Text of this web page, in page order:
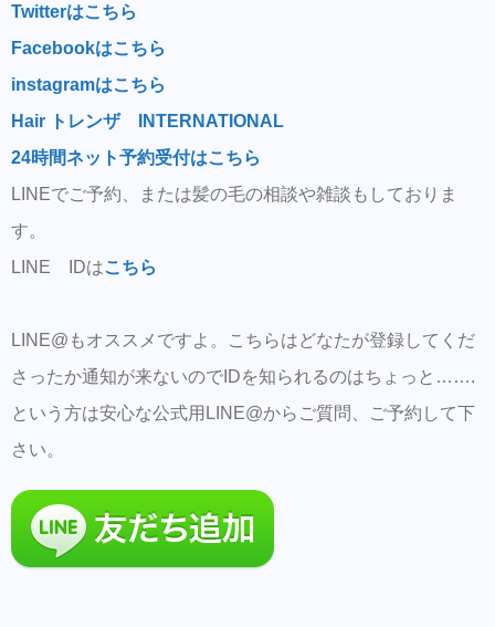
Twitterはこちら
Facebookはこちら
instagramはこちら
Hair トレンザ INTERNATIONAL
24時間ネット予約受付はこちら
LINEでご予約、または髪の毛の相談や雑談もしておりま
す。
LINE IDはこちら
LINE@もオススメですよ。こちらはどなたが登録してくだ
さったか通知が来ないのでIDを知られるのはちょっと…….
という方は安心な公式用LINE@からご質問、ご予約して下
さい。